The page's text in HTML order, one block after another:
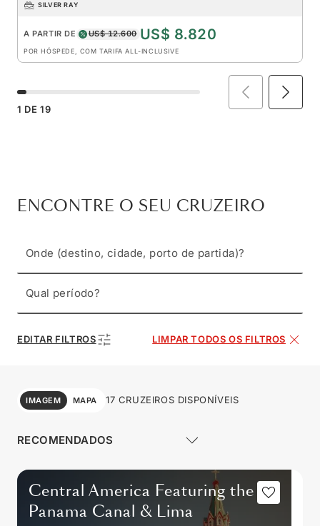
SILVER RAY
A PARTIR DE US$ 12.600 US$ 8.820
POR HÓSPEDE, COM TARIFA ALL-INCLUSIVE
1 DE 19
ENCONTRE O SEU CRUZEIRO
Onde (destino, cidade, porto de partida)?
Qual período?
EDITAR FILTROS LIMPAR TODOS OS FILTROS
IMAGEM MAPA 17 CRUZEIROS DISPONÍVEIS
Central America Featuring the
Panama Canal & Lima